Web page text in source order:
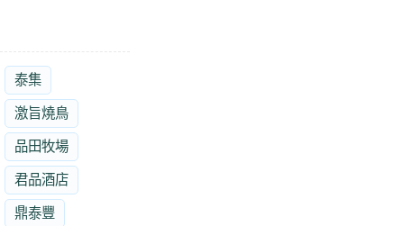
泰集
激旨燒鳥
品田牧場
君品酒店
鼎泰豐